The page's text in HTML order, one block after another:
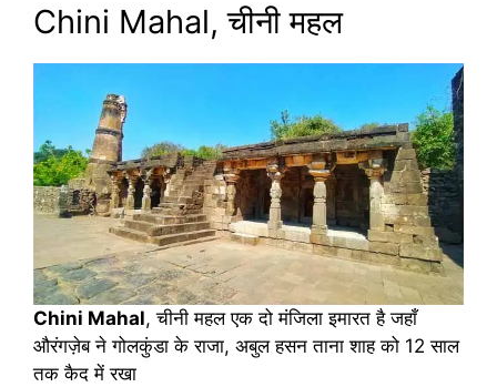
Chini Mahal, चीनी महल
Chini Mahal, चीनी महल एक दो मंजिला इमारत है जहाँ
औरंगज़ेब ने गोलकुंडा के राजा, अबुल हसन ताना शाह को 12 साल
तक कैद में रखा